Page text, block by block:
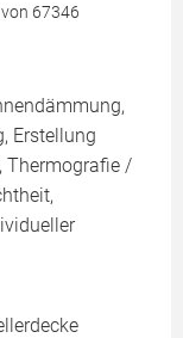
67346
Erstellung
Thermografie /